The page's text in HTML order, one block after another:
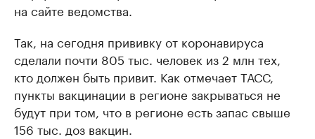
на сайте ведомства.
Так, на сегодня прививку от коронавируса
сделали почти 805 тыс. человек из 2 млн тех,
кто должен быть привит. Как отмечает ТАСС,
пункты вакцинации в регионе закрываться не
будут при том, что в регионе есть запас свыше
156 тыс. доз вакцин.